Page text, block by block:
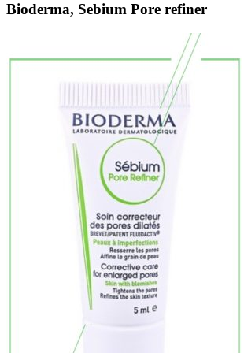
Bioderma, Sebium Pore refiner